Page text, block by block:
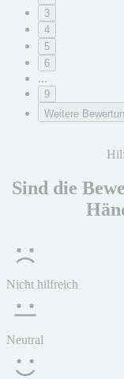
3
4
5
6
...
9
Weitere
Sind die
Nicht hilfreich
Neutral